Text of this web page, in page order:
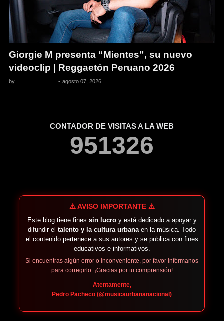
Giorgie M presenta “Mientes”, su nuevo
videoclip | Reggaetón Peruano 2026
by - agosto 07, 2026
CONTADOR DE VISITAS A LA WEB
951326
⚠️ AVISO IMPORTANTE ⚠️
Este blog tiene fines sin lucroy está dedicado a apoyar y
difundir el talento y la cultura urbanaen la música. Todo
el contenido pertenece a sus autores y se publica con fines
educativos e informativos.
Si encuentras algún error o inconveniente, por favor infórmanos
para corregirlo. ¡Gracias por tu comprensión!
Atentamente,
Pedro Pacheco (@musicaurbananacional)